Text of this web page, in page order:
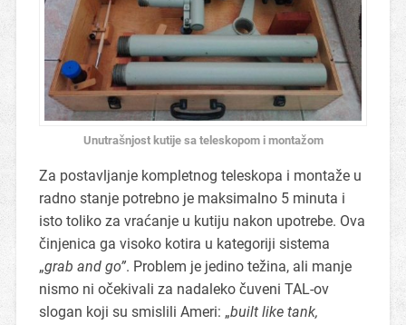
Unutrašnjost kutije sa teleskopom i montažom
Za postavljanje kompletnog teleskopa i montaže u
radno stanje potrebno je maksimalno 5 minuta i
isto toliko za vraćanje u kutiju nakon upotrebe. Ova
činjenica ga visoko kotira u kategoriji sistema
„grab and go”. Problem je jedino težina, ali manje
nismo ni očekivali za nadaleko čuveni TAL-ov
slogan koji su smislili Ameri: „built like tank,